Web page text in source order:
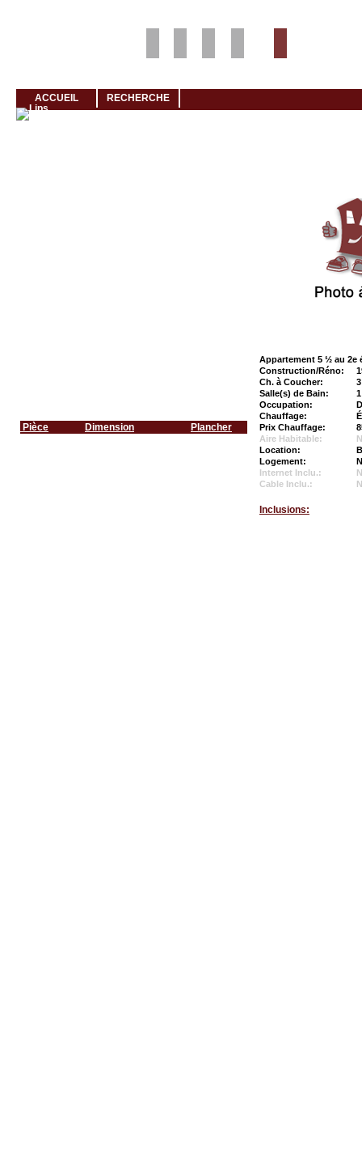
ACCUEIL RECHERCHE
Pièce Dimension Plancher
Appartement 5 ½ au 2e
Construction/Réno:
Ch. à Coucher:
3
Salle(s) de Bain:
1
Occupation:
Chauffage:
Prix Chauffage:
Aire Habitable:
Location:
Logement:
Internet Inclu.:
Cable Inclu.:
Inclusions: